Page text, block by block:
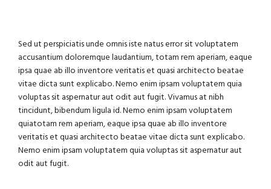
Sed ut perspiciatis unde omnis iste natus error sit voluptatem
accusantium doloremque laudantium, totam rem aperiam, eaque
ipsa quae ab illo inventore veritatis et quasi architecto beatae
vitae dicta sunt explicabo. Nemo enim ipsam voluptatem quia
voluptas sit aspernatur aut odit aut fugit. Vivamus at nibh
tincidunt, bibendum ligula id. Nemo enim ipsam voluptatem
quiatotam rem aperiam, eaque ipsa quae ab illo inventore
veritatis et quasi architecto beatae vitae dicta sunt explicabo.
Nemo enim ipsam voluptatem quia voluptas sit aspernatur aut
odit aut fugit.